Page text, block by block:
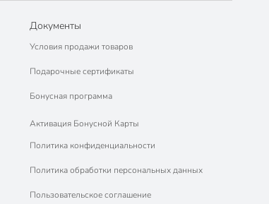
Документы
Условия продажи товаров
Подарочные сертификаты
Бонусная программа
Активация Бонусной Карты
Политика конфиденциальности
Политика обработки персональных данных
Пользовательское соглашение